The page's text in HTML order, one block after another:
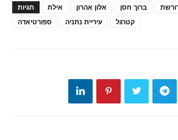
תגיות אילת אלון אהרון ברוך חסן
ספורטיאדה
עיריית נתניה קטרגל